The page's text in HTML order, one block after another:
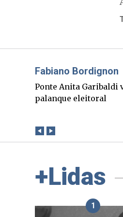
Misael Elias
O Boato corre mais
que a verdade. Mas
+Lidas
1